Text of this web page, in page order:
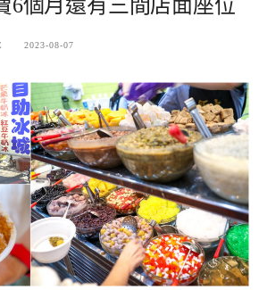
6個月還有三間店面座位
2023-08-07